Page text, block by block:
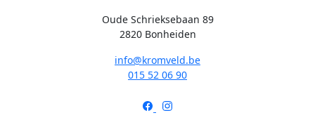
Oude Schrieksebaan 89
2820 Bonheiden
info@kromveld.be
015 52 06 90